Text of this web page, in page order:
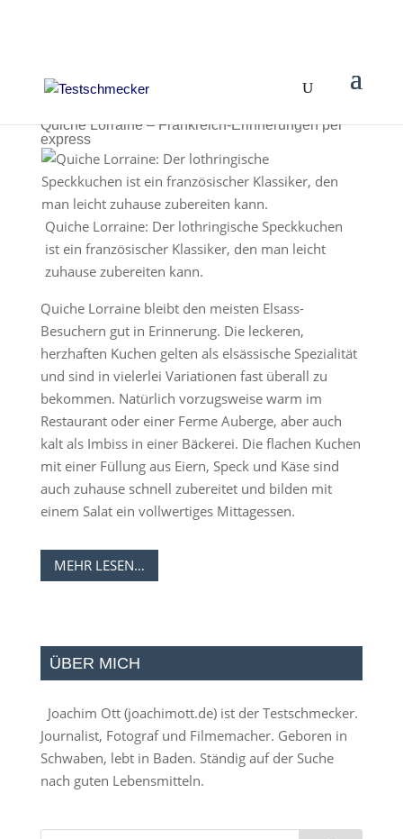
Quiche Lorraine – Frankreich-Erinnerungen per
express
Quiche Lorraine: Der lothringische Speckkuchen
ist ein französischer Klassiker, den man leicht
zuhause zubereiten kann.
Quiche Lorraine bleibt den meisten Elsass-
Besuchern gut in Erinnerung. Die leckeren,
herzhaften Kuchen gelten als elsässische Spezialität
und sind in vielerlei Variationen fast überall zu
bekommen. Natürlich vorzugsweise warm im
Restaurant oder einer Ferme Auberge, aber auch
kalt als Imbiss in einer Bäckerei. Die flachen Kuchen
mit einer Füllung aus Eiern, Speck und Käse sind
auch zuhause schnell zubereitet und bilden mit
einem Salat ein vollwertiges Mittagessen.
MEHR LESEN…
ÜBER MICH
Joachim Ott (joachimott.de) ist der Testschmecker.
Journalist, Fotograf und Filmemacher. Geboren in
Schwaben, lebt in Baden. Ständig auf der Suche
nach guten Lebensmitteln.